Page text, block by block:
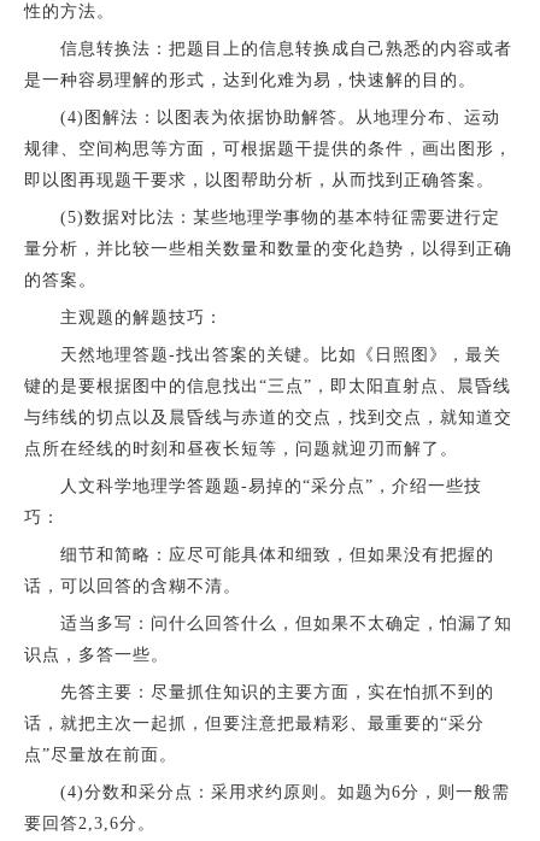
性的方法。
信息转换法：把题目上的信息转换成自己熟悉的内容或者
是一种容易理解的形式，达到化难为易，快速解的目的。
(4)图解法：以图表为依据协助解答。从地理分布、运动
规律、空间构思等方面，可根据题干提供的条件，画出图形，
即以图再现题干要求，以图帮助分析，从而找到正确答案。
(5)数据对比法：某些地理学事物的基本特征需要进行定
量分析，并比较一些相关数量和数量的变化趋势，以得到正确
的答案。
主观题的解题技巧：
天然地理答题-找出答案的关键。比如《日照图》，最关
键的是要根据图中的信息找出“三点”，即太阳直射点、晨昏线
与纬线的切点以及晨昏线与赤道的交点，找到交点，就知道交
点所在经线的时刻和昼夜长短等，问题就迎刃而解了。
人文科学地理学答题题-易掉的“采分点”，介绍一些技
巧：
细节和简略：应尽可能具体和细致，但如果没有把握的
话，可以回答的含糊不清。
适当多写：问什么回答什么，但如果不太确定，怕漏了知
识点，多答一些。
先答主要：尽量抓住知识的主要方面，实在怕抓不到的
话，就把主次一起抓，但要注意把最精彩、最重要的“采分
点”尽量放在前面。
(4)分数和采分点：采用求约原则。如题为6分，则一般需
要回答2,3,6分。